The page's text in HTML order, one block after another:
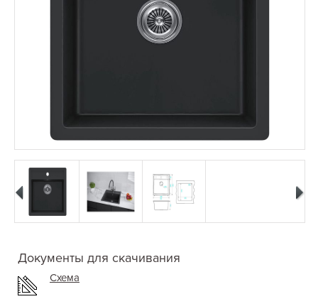
Документы для скачивания
Схема